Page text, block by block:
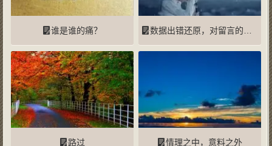
谁是谁的痛？ 数据出错还原，对留言的博友表示歉意
路过 情理之中，意料之外